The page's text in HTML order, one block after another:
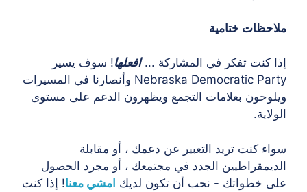
ملاحظات ختامية
إذا كنت تفكر في المشاركة ...افعلها! سوف يسير
Nebraska Democratic Party وأنصارنا في المسيرات
ويلوحون بعلامات التجمع ويظهرون الدعم على مستوى
الولاية.
سواء كنت تريد التعبير عن دعمك ، أو مقابلة
الديمقراطيين الجدد في مجتمعك ، أو مجرد الحصول
على خطواتك - نحب أن تكون لديك امشي معنا! إذا كنت